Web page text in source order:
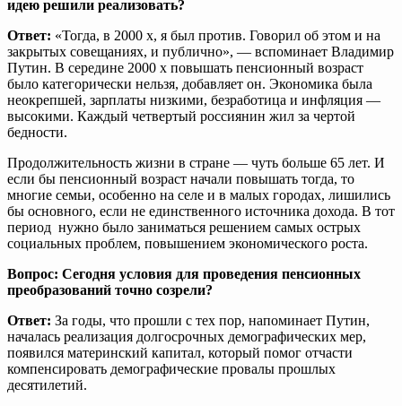
идею решили реализовать?
Ответ: «Тогда, в 2000 х, я был против. Говорил об этом и на
закрытых совещаниях, и публично», — вспоминает Владимир
Путин. В середине 2000 х повышать пенсионный возраст
было категорически нельзя, добавляет он. Экономика была
неокрепшей, зарплаты низкими, безработица и инфляция —
высокими. Каждый четвертый россиянин жил за чертой
бедности.
Продолжительность жизни в стране — чуть больше 65 лет. И
если бы пенсионный возраст начали повышать тогда, то
многие семьи, особенно на селе и в малых городах, лишились
бы основного, если не единственного источника дохода. В тот
период нужно было заниматься решением самых острых
социальных проблем, повышением экономического роста.
Вопрос: Сегодня условия для проведения пенсионных
преобразований точно созрели?
Ответ: За годы, что прошли с тех пор, напоминает Путин,
началась реализация долгосрочных демографических мер,
появился материнский капитал, который помог отчасти
компенсировать демографические провалы прошлых
десятилетий.